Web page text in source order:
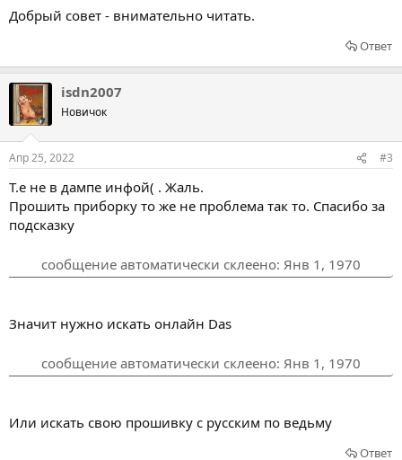
Добрый совет - внимательно читать.
Ответ
isdn2007
Новичок
Апр 25, 2022 #3
Т.е не в дампе инфой( . Жаль.
Прошить приборку то же не проблема так то. Спасибо за
подсказку
сообщение автоматически склеено: Янв 1, 1970
Значит нужно искать онлайн Das
сообщение автоматически склеено: Янв 1, 1970
Или искать свою прошивку с русским по ведьму
Ответ